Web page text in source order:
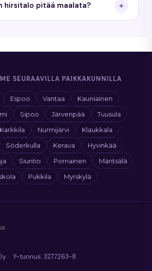
000-10 000 euroa. Pyydä
niin saat tarkan hinnan.
hirsitalo pitää maalata?
SEURAAVILLA PAIKKAKUNNILLA
Espoo Vantaa
Kauniainen
Sipoo Järvenpää
Tuusula
Karkkila Nurmijärvi
Klaukkala
Söderkulla Kerava
Hyvinkää
Siuntio Pornainen
Mäntsälä
Pukkila Myrskylä
· Y-tunnus: 3277263-8